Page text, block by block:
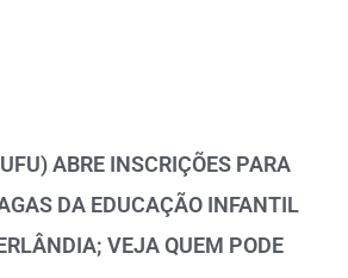
ABRE INSCRIÇÕES PARA
DA EDUCAÇÃO INFANTIL
VEJA QUEM PODE